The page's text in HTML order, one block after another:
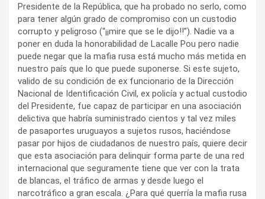
Presidente de la República, que ha probado no serlo, como
para tener algún grado de compromiso con un custodio
corrupto y peligroso (“¡¡mire que se le dijo!!”). Nadie va a
poner en duda la honorabilidad de Lacalle Pou pero nadie
puede negar que la mafia rusa está mucho más metida en
nuestro país que lo que puede suponerse. Si este sujeto,
valido de su condición de ex funcionario de la Dirección
Nacional de Identificación Civil, ex policía y actual custodio
del Presidente, fue capaz de participar en una asociación
delictiva que habría suministrado cientos y tal vez miles
de pasaportes uruguayos a sujetos rusos, haciéndose
pasar por hijos de ciudadanos de nuestro país, quiere decir
que esta asociación para delinquir forma parte de una red
internacional que seguramente tiene que ver con la trata
de blancas, el tráfico de armas y desde luego el
narcotráfico a gran escala. ¿Para qué querría la mafia rusa